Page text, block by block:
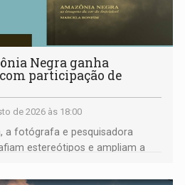
Negra ganha
participação de
de 2026 às 18:00
a fotógrafa e pesquisadora
estereótipos e ampliam a